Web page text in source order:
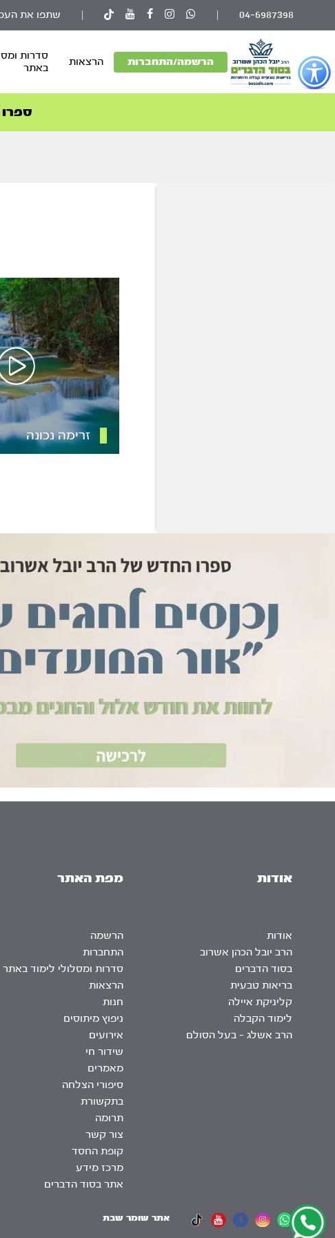
כפתור
לפתיחת
תפריט
נגישות
04-6987398 שתפו את
הרשמה/התחברות הרצאות
סדרות
באתר
זרימה נכונה
אודות
אודות
הרב יובל הכהן אשרוב
בסוד הדברים
בריאות טבעית
קליניקת איילה
לימוד הקבלה
הרב אשלג – בעל הסולם
מפת האתר
הרשמה
התחברות
סדרות ומסלולי לימוד באתר
הרצאות
חנות
ניפוץ מיתוסים
אירועים
שידור חי
מאמרים
סיפורי הצלחה
בתקשורת
תרומה
צור קשר
קופת החסד
מרכז מידע
אתר בסוד הדברים
אתר שומר שבת